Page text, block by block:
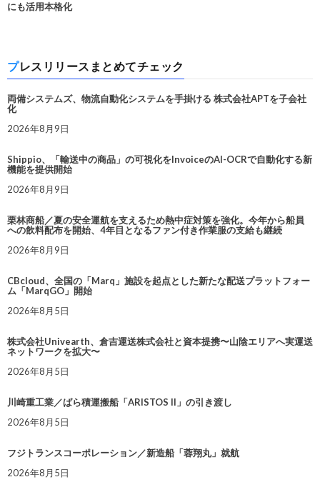
にも活用本格化
プレスリリースまとめてチェック
両備システムズ、物流自動化システムを手掛ける 株式会社APTを子会社
化
2026年8月9日
Shippio、「輸送中の商品」の可視化をInvoiceのAI-OCRで自動化する新
機能を提供開始
2026年8月9日
栗林商船／夏の安全運航を支えるため熱中症対策を強化。今年から船員
への飲料配布を開始、4年目となるファン付き作業服の支給も継続
2026年8月9日
CBcloud、全国の「Marq」施設を起点とした新たな配送プラットフォー
ム「MarqGO」開始
2026年8月5日
株式会社Univearth、倉吉運送株式会社と資本提携〜山陰エリアへ実運送
ネットワークを拡大〜
2026年8月5日
川崎重工業／ばら積運搬船「ARISTOS II」の引き渡し
2026年8月5日
フジトランスコーポレーション／新造船「蓉翔丸」就航
2026年8月5日